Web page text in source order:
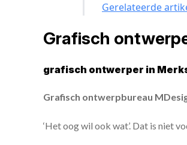
Gerelateerde
Grafisch
grafisch ontwerper in
Grafisch ontwerpbureau
‘Het oog wil ook wat’. Dat is niet